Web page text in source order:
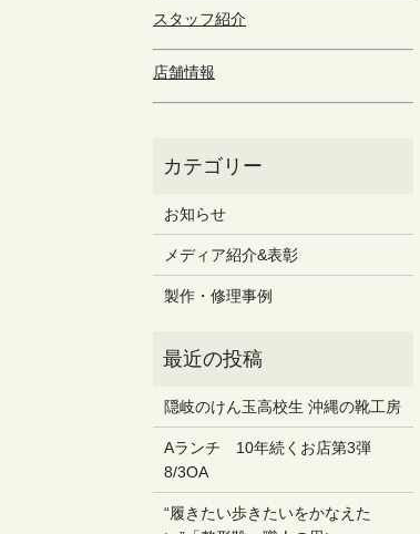
スタッフ紹介
店舗情報
お知らせ
メディア紹介&表彰
製作・修理事例
隠岐のけん玉高校生 沖縄の靴工房
Aランチ 10年続くお店第3弾
8/3OA
“履きたい歩きたいをかなえた